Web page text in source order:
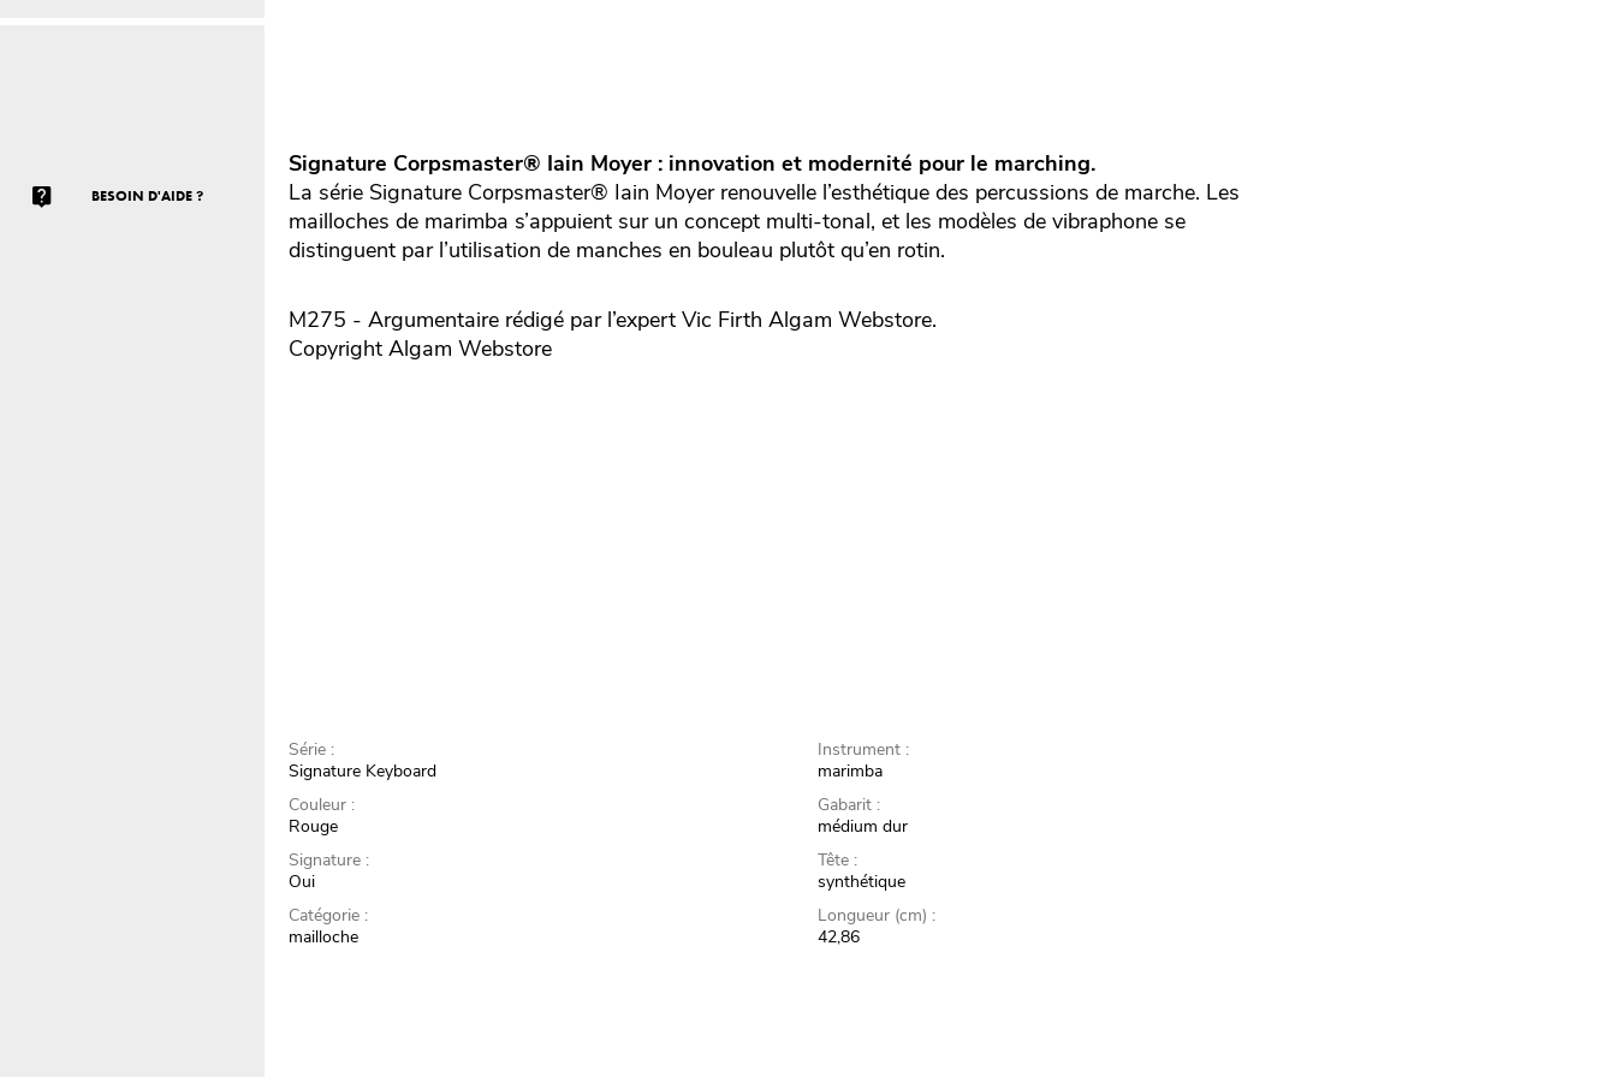
BESOIN D'AIDE ?
Signature Corpsmaster® Iain Moyer : innovation et modernité pour le marching.
La série Signature Corpsmaster® Iain Moyer renouvelle l’esthétique des percussions de marche. Les
mailloches de marimba s’appuient sur un concept multi-tonal, et les modèles de vibraphone se
distinguent par l’utilisation de manches en bouleau plutôt qu’en rotin.
M275 - Argumentaire rédigé par l’expertVic Firth Algam Webstore.
Copyright Algam Webstore
Série :
Signature Keyboard
Couleur :
Rouge
Signature :
Oui
Catégorie :
mailloche
Instrument :
marimba
Gabarit :
médium dur
Tête :
synthétique
Longueur (cm) :
42,86